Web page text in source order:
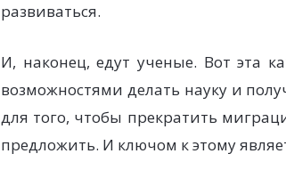
развиваться.
И, наконец, едут ученые. Вот эта
возможностями делать науку и
для того, чтобы прекратить
предложить. И ключом к этому